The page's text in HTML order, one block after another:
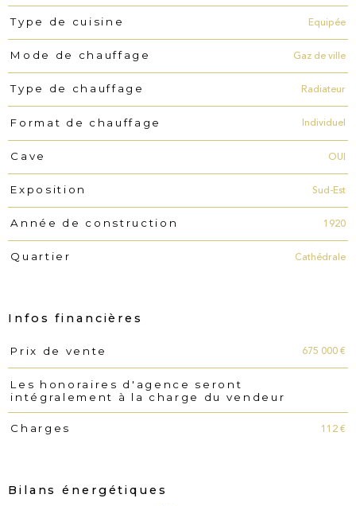
Type de cuisine Equipée
Mode de chauffage Gaz de ville
Type de chauffage Radiateur
Format de chauffage Individuel
Cave OUI
Exposition Sud-Est
Année de construction 1920
Quartier Cathédrale
Infos financières
Caractéristiques Valeurs
Prix de vente 675 000 €
Les honoraires d'agence seront
intégralement à la charge du vendeur
Charges 112 €
Bilans énergétiques